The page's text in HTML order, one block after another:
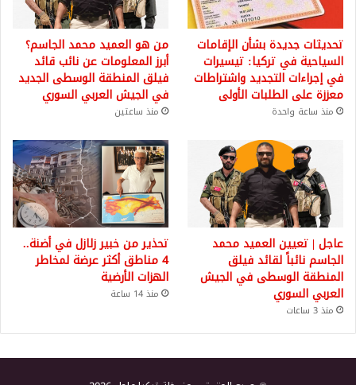
تحديثات جديدة بشأن الإقامات
السياحية في تركيا: تيسيرات
في إجراءات التجديد واشتراطات
معززة على الطلبات الأولى
منذ ساعة واحدة
من هو العميد محمد الجاسم؟
أبرز المعلومات عن نائب قائد
فيلق المنطقة الوسطى الجديد
في الجيش العربي السوري
منذ ساعتين
عاجل | تعيين العميد محمد
الجاسم نائباً لقائد فيلق
المنطقة الوسطى في الجيش
العربي السوري
منذ 3 ساعات
تحذير من خبير زلازل في أضنة..
4 مناطق أكثر عرضة لمخاطر
الهزات الأرضية
منذ 14 ساعة